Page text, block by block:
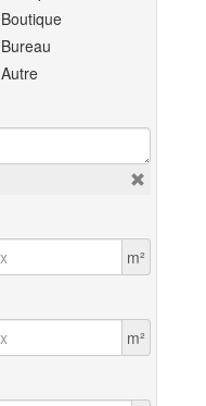
Boutique
Bureau
Autre
m²
m²